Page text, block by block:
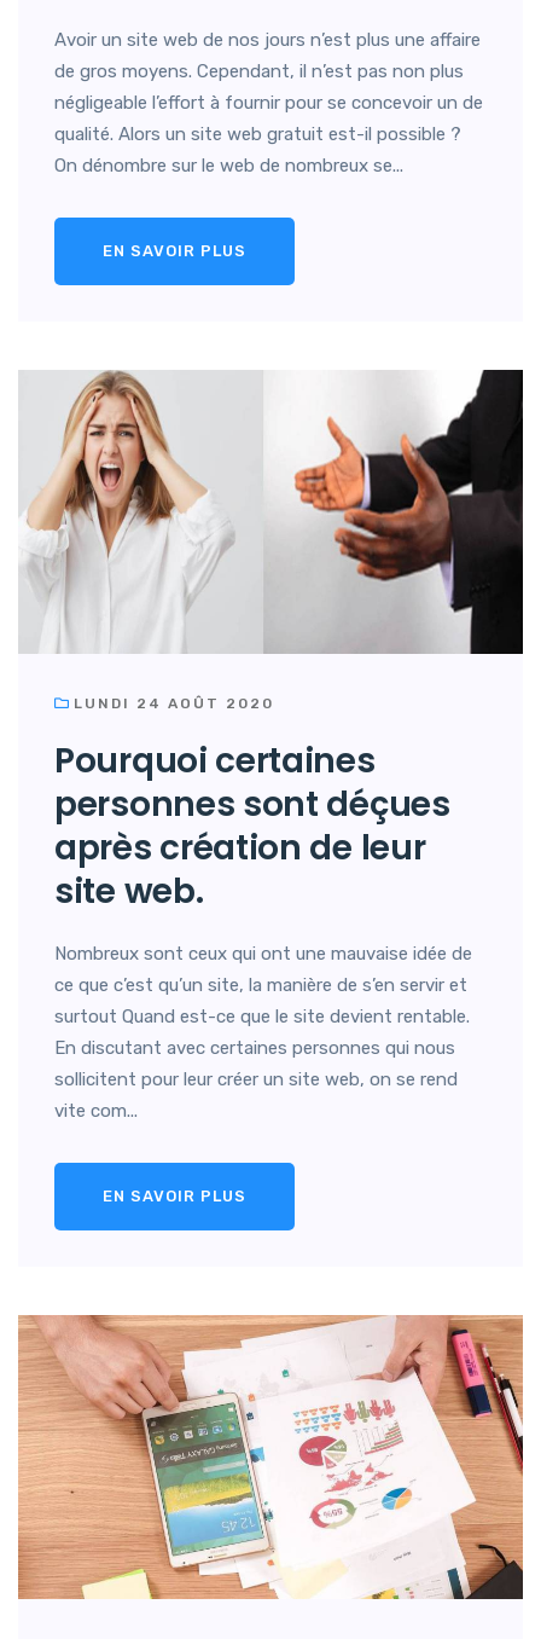
Avoir un site web de nos jours n’est plus une affaire
de gros moyens. Cependant, il n’est pas non plus
négligeable l’effort à fournir pour se concevoir un de
qualité. Alors un site web gratuit est-il possible ?
On dénombre sur le web de nombreux se...
EN SAVOIR PLUS
LUNDI 24 AOÛT 2020
Pourquoi certaines
personnes sont déçues
après création de leur
site web.
Nombreux sont ceux qui ont une mauvaise idée de
ce que c’est qu’un site, la manière de s’en servir et
surtout Quand est-ce que le site devient rentable.
En discutant avec certaines personnes qui nous
sollicitent pour leur créer un site web, on se rend
vite com...
EN SAVOIR PLUS